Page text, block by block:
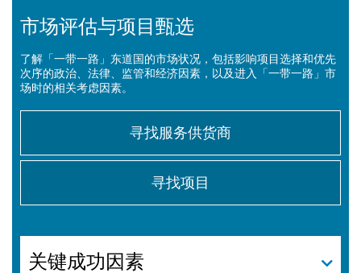
市场评估与项目甄选
了解「一带一路」东道国的市场状况，包括影响项目选择和优先
次序的政治、法律、监管和经济因素，以及进入「一带一路」市
场时的相关考虑因素。
寻找服务供货商
寻找项目
关键成功因素